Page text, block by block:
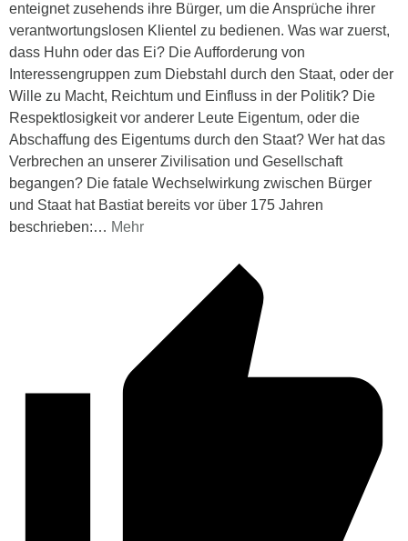
enteignet zusehends ihre Bürger, um die Ansprüche ihrer
verantwortungslosen Klientel zu bedienen. Was war zuerst,
dass Huhn oder das Ei? Die Aufforderung von
Interessengruppen zum Diebstahl durch den Staat, oder der
Wille zu Macht, Reichtum und Einfluss in der Politik? Die
Respektlosigkeit vor anderer Leute Eigentum, oder die
Abschaffung des Eigentums durch den Staat? Wer hat das
Verbrechen an unserer Zivilisation und Gesellschaft
begangen? Die fatale Wechselwirkung zwischen Bürger
und Staat hat Bastiat bereits vor über 175 Jahren
beschrieben:… Mehr